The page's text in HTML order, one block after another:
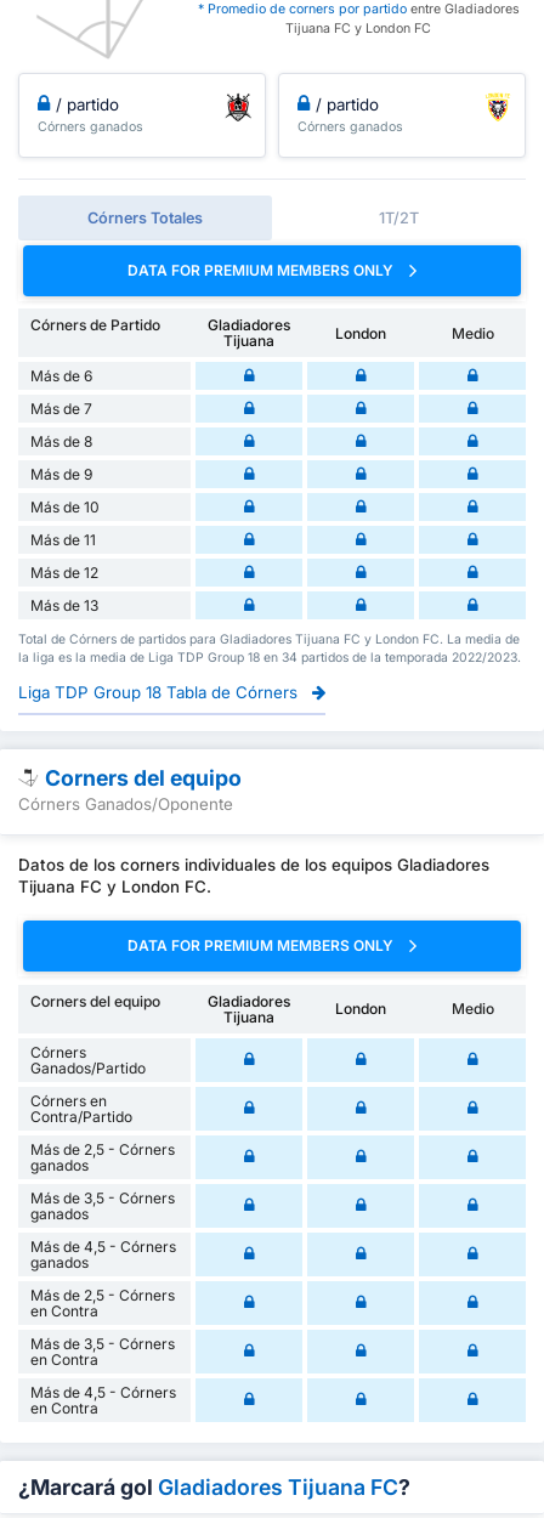
* Promedio de corners por partidoentre Gladiadores
Tijuana FC y London FC
/ partido
Córners ganados
/ partido
Córners ganados
Córners Totales 1T/2T
DATA FOR PREMIUM MEMBERS ONLY
Córners de Partido
Gladiadores
Tijuana
London Medio
Más de 6
Más de 7
Más de 8
Más de 9
Más de 10
Más de 11
Más de 12
Más de 13
Total de Córners de partidos para Gladiadores Tijuana FC y London FC. La media de
la liga es la media de Liga TDP Group 18 en 34 partidos de la temporada 2022/2023.
Liga TDP Group 18 Tabla de Córners
Corners del equipo
Córners Ganados/Oponente
Datos de los corners individuales de los equipos Gladiadores
Tijuana FC y London FC.
DATA FOR PREMIUM MEMBERS ONLY
Corners del equipo
Gladiadores
Tijuana
London Medio
Córners
Ganados/Partido
Córners en
Contra/Partido
Más de 2,5 - Córners
ganados
Más de 3,5 - Córners
ganados
Más de 4,5 - Córners
ganados
Más de 2,5 - Córners
en Contra
Más de 3,5 - Córners
en Contra
Más de 4,5 - Córners
en Contra
¿Marcará gol Gladiadores Tijuana FC?